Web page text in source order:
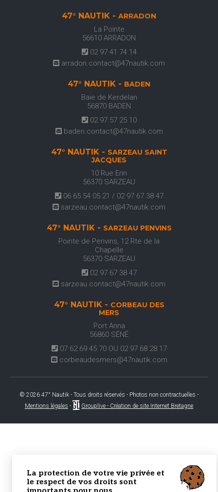
47° NAUTIK - ARRADON
La Pointe
56610 ARRADON
02 97 41 74 14
arradon.contact@47nautik.com
47° NAUTIK - BADEN
Baie de Kerdelan
56870 BADEN
02 97 57 25 10
baden.contact@47nautik.com
47° NAUTIK - SARZEAU SAINT
JACQUES
10 Rue Erin
56370 SARZEAU
06 65 54 05 21 / 02 97 67 38 47
sarzeau.contact@47nautik.com
47° NAUTIK - SARZEAU PENVINS
Pointe de Penvins, 12 Rte de la
Chapelle
56370 SARZEAU
02 97 67 38 47
sarzeau.contact@47nautik.com
47° NAUTIK - CORBEAU DES
MERS
Port Anna
56860 SÉNÉ
07 62 69 45 70 OU 02 97 68 28 17
corbeaudesmers@47nautik.com
© 2026 47° Nautik - Tous droits réservés - Photos non contractuelles -
Mentions légales - Grouplive - Création de site Internet Bretagne
La protection de votre vie privée et
le respect de vos droits sont